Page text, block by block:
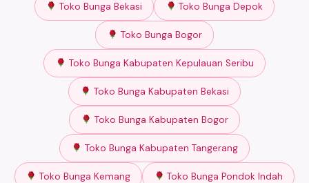
Toko Bunga Bekasi Toko Bunga Depok
Toko Bunga Bogor
Toko Bunga Kabupaten Kepulauan Seribu
Toko Bunga Kabupaten Bekasi
Toko Bunga Kabupaten Bogor
Toko Bunga Kabupaten Tangerang
Toko Bunga Kemang Toko Bunga Pondok Indah